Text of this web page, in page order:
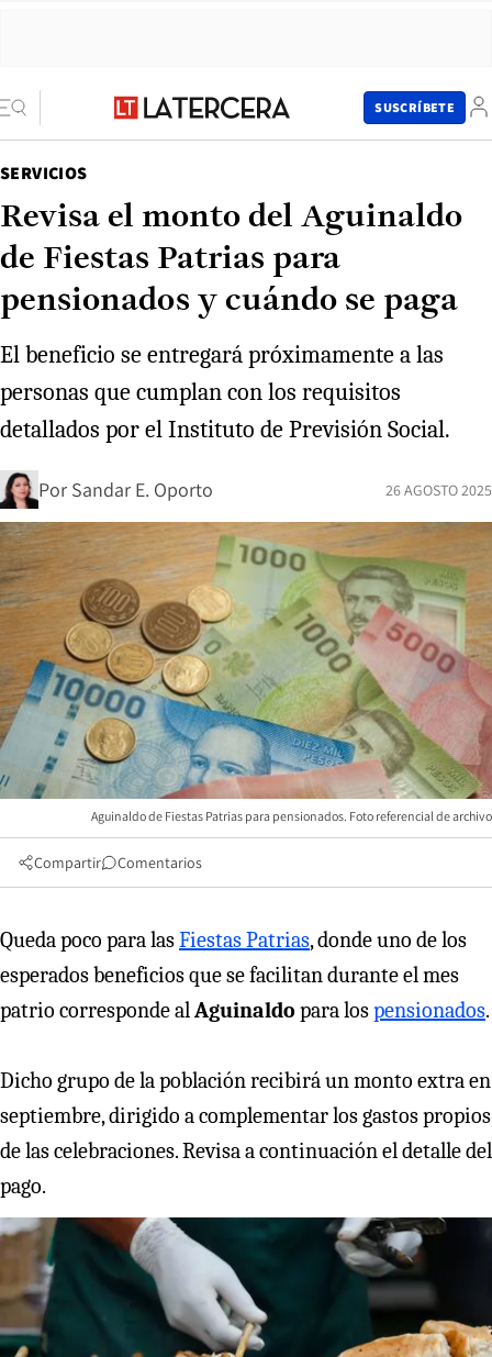
SUSCRÍBETE
SERVICIOS
Revisa el monto del Aguinaldo
de Fiestas Patrias para
pensionados y cuándo se paga
El beneficio se entregará próximamente a las
personas que cumplan con los requisitos
detallados por el Instituto de Previsión Social.
Por Sandar E. Oporto 26 AGOSTO 2025
Aguinaldo de Fiestas Patrias para pensionados. Foto referencial de archivo
Compartir Comentarios
Queda poco para lasFiestas Patrias, donde uno de los
esperados beneficios que se facilitan durante el mes
patrio corresponde alAguinaldo para lospensionados.
Dicho grupo de la población recibirá un monto extra en
septiembre, dirigido a complementar los gastos propios
de las celebraciones. Revisa a continuación el detalle del
pago.